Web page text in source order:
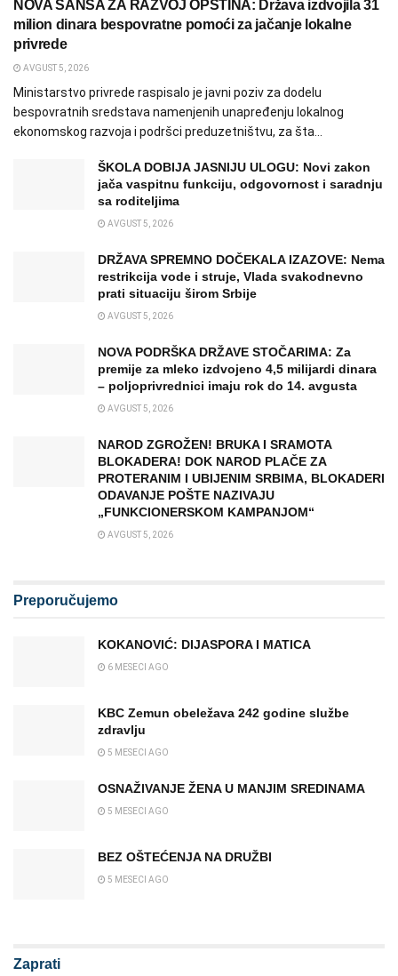
NOVA ŠANSA ZA RAZVOJ OPŠTINA: Država izdvojila 31
milion dinara bespovratne pomoći za jačanje lokalne
privrede
AVGUST 5, 2026
Ministarstvo privrede raspisalo je javni poziv za dodelu
bespovratnih sredstava namenjenih unapređenju lokalnog
ekonomskog razvoja i podršci preduzetništvu, za šta...
ŠKOLA DOBIJA JASNIJU ULOGU: Novi zakon
jača vaspitnu funkciju, odgovornost i saradnju
sa roditeljima
AVGUST 5, 2026
DRŽAVA SPREMNO DOČEKALA IZAZOVE: Nema
restrikcija vode i struje, Vlada svakodnevno
prati situaciju širom Srbije
AVGUST 5, 2026
NOVA PODRŠKA DRŽAVE STOČARIMA: Za
premije za mleko izdvojeno 4,5 milijardi dinara
– poljoprivrednici imaju rok do 14. avgusta
AVGUST 5, 2026
NAROD ZGROŽEN! BRUKA I SRAMOTA
BLOKADERA! DOK NAROD PLAČE ZA
PROTERANIM I UBIJENIM SRBIMA, BLOKADERI
ODAVANJE POŠTE NAZIVAJU
„FUNKCIONERSKOM KAMPANJOM“
AVGUST 5, 2026
Preporučujemo
KOKANOVIĆ: DIJASPORA I MATICA
6 MESECI AGO
KBC Zemun obeležava 242 godine službe
zdravlju
5 MESECI AGO
OSNAŽIVANJE ŽENA U MANJIM SREDINAMA
5 MESECI AGO
BEZ OŠTEĆENJA NA DRUŽBI
5 MESECI AGO
Zaprati